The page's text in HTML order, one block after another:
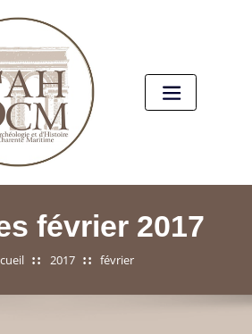
février 2017
2017 février